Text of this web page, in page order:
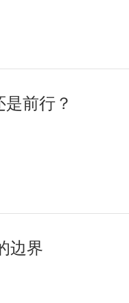
前行？
边界